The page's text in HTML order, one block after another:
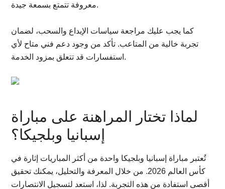
معروفة تتمتع بسمعة جيدة.
كما يجب عليك مراجعة سياسات الإيداع والسحب، لضمان
تجربة خالية من المتاعب. تأكد من وجود دعم فني متاح لأي
استفسارات قد تتعلق بمزود الخدمة.
لماذا تختار المراهنة على مباراة
إسبانيا وبلجيكا؟
تُعتبر مباراة إسبانيا وبلجيكا واحدة من أكثر المباريات إثارة في
كأس العالم 2026. من خلال المعرفة والتحليل، يمكنك تحقيق
أقصى استفادة من هذه التجربة. لذا، استعد لتسجيل الانتصارات